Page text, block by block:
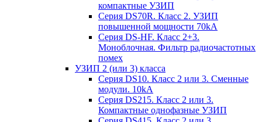
компактные УЗИП
Серия DS70R. Класс 2. УЗИП
повышенной мощности 70kA
Серия DS-HF. Класс 2+3.
Моноблочная. Фильтр радиочастотных
помех
УЗИП 2 (или 3) класса
Серия DS10. Класс 2 или 3. Сменные
модули. 10kA
Серия DS215. Класс 2 или 3.
Компактные однофазные УЗИП